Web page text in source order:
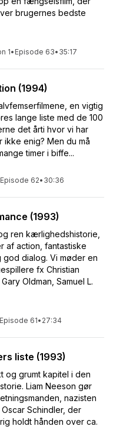
brugernes bedste
1• Episode 63• 35:17
(1994)
en vigtig
lange liste med de 100
det årti hvor vi har
ikke enig? Men du må
timer i biffe...
Episode 62• 30:36
(1993)
ren kærlighedshistorie,
af action, fantastiske
god dialog. Vi møder en
fx Christian
Oldman, Samuel L.
Episode 61• 27:34
liste (1993)
og grumt kapitel i den
Liam Neeson gør
nazisten
Schindler, der
holdt hånden over ca.